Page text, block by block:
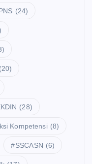
(24)
(20)
(28)
Kompetensi (8)
SSCASN (6)